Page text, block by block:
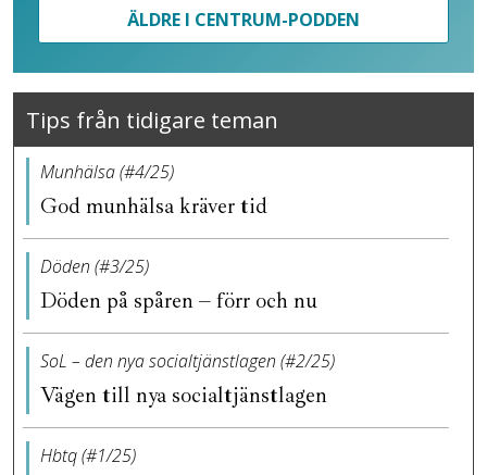
ÄLDRE I CENTRUM-PODDEN
Tips från tidigare teman
Munhälsa (#4/25)
God munhälsa kräver tid
Döden (#3/25)
Döden på spåren – förr och nu
SoL – den nya socialtjänstlagen (#2/25)
Vägen till nya socialtjänstlagen
Hbtq (#1/25)